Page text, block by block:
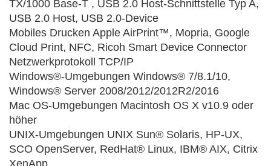
TX/1000 Base-T , USB 2.0 Host-Schnittstelle Typ A,
USB 2.0 Host, USB 2.0-Device
Mobiles Drucken Apple AirPrint™, Mopria, Google
Cloud Print, NFC, Ricoh Smart Device Connector
Netzwerkprotokoll TCP/IP
Windows®-Umgebungen Windows® 7/8.1/10,
Windows® Server 2008/2012/2012R2/2016
Mac OS-Umgebungen Macintosh OS X v10.9 oder
höher
UNIX-Umgebungen UNIX Sun® Solaris, HP-UX,
SCO OpenServer, RedHat® Linux, IBM® AIX, Citrix
XenApp